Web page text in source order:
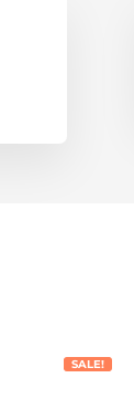
SALE!